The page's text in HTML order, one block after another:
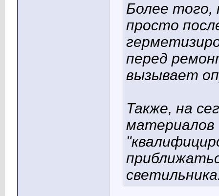
Более того,
просто
перед
вызывает
Также, на
материалов